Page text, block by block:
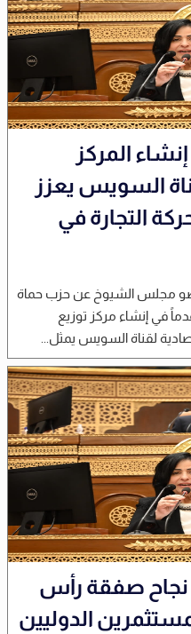
المركز
السويس يعزز
التجارة في
عضو مجلس الشيوخ عن حزب حماة
في إنشاء مركز توزيع
لقناة السويس يمثل...
نجاح صفقة رأس
الدوليين